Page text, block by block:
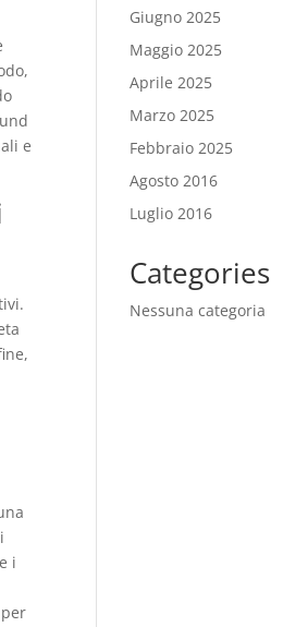
e
i
Giugno 2025
Maggio 2025
Aprile 2025
Marzo 2025
Febbraio 2025
Agosto 2016
Luglio 2016
Categories
Nessuna categoria